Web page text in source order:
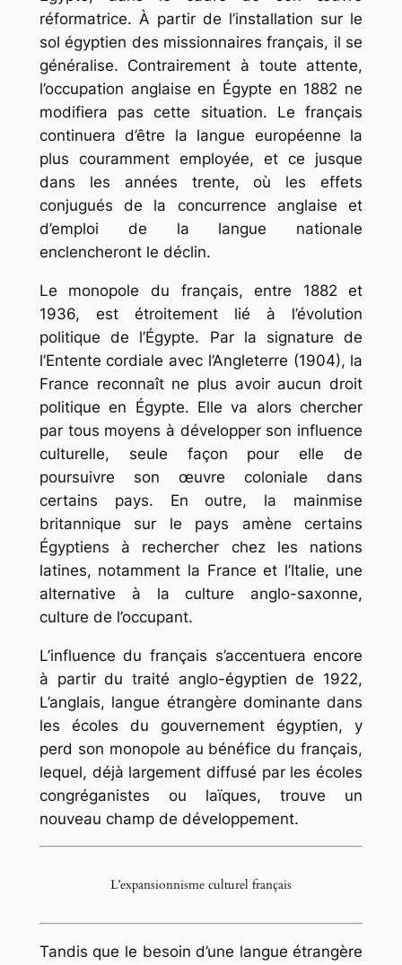
réformatrice. À partir de l’installation sur le
sol égyptien des missionnaires français, il se
généralise. Contrairement à toute attente,
l’occupation anglaise en Égypte en 1882 ne
modifiera pas cette situation. Le français
continuera d’être la langue européenne la
plus couramment employée, et ce jusque
dans les années trente, où les effets
conjugués de la concurrence anglaise et
d’emploi de la langue nationale
enclencheront le déclin.
Le monopole du français, entre 1882 et
1936, est étroitement lié à l’évolution
politique de l’Égypte. Par la signature de
l’Entente cordiale avec l’Angleterre (1904), la
France reconnaît ne plus avoir aucun droit
politique en Égypte. Elle va alors chercher
par tous moyens à développer son influence
culturelle, seule façon pour elle de
poursuivre son œuvre coloniale dans
certains pays. En outre, la mainmise
britannique sur le pays amène certains
Égyptiens à rechercher chez les nations
latines, notamment la France et l’Italie, une
alternative à la culture anglo-saxonne,
culture de l’occupant.
L’influence du français s’accentuera encore
à partir du traité anglo-égyptien de 1922,
L’anglais, langue étrangère dominante dans
les écoles du gouvernement égyptien, y
perd son monopole au bénéfice du français,
lequel, déjà largement diffusé par les écoles
congréganistes ou laïques, trouve un
nouveau champ de développement.
L’expansionnisme culturel français
Tandis que le besoin d’une langue étrangère